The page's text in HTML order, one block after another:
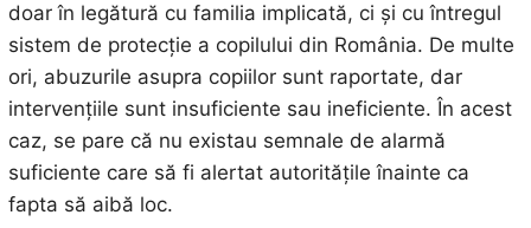
doar în legătură cu familia implicată, ci și cu întregul
sistem de protecție a copilului din România. De multe
ori, abuzurile asupra copiilor sunt raportate, dar
intervențiile sunt insuficiente sau ineficiente. În acest
caz, se pare că nu existau semnale de alarmă
suficiente care să fi alertat autoritățile înainte ca
fapta să aibă loc.